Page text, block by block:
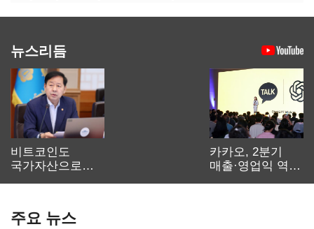
뉴스리듬
비트코인도
국가자산으로…'
카카오, 2분기
매출·영업익 역대
주요 뉴스